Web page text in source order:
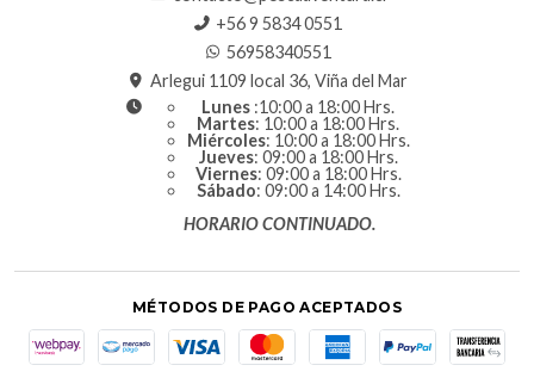
+56 9 5834 0551
56958340551
Arlegui 1109 local 36, Viña del Mar
Lunes :10:00 a 18:00 Hrs.
Martes: 10:00 a 18:00 Hrs.
Miércoles: 10:00 a 18:00 Hrs.
Jueves: 09:00 a 18:00 Hrs.
Viernes: 09:00 a 18:00 Hrs.
Sábado: 09:00 a 14:00 Hrs.
HORARIO CONTINUADO.
MÉTODOS DE PAGO ACEPTADOS